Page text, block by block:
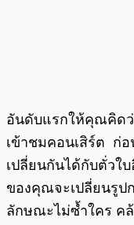
อันดับแรกให้คุณคิดว่
เข้าชมคอนเสิร์ต ก่อ
เปลี่ยนกันได้กับตั่วใ
ของคุณจะเปลี่ยนรูป
ลักษณะไม่ซ้ำใคร ค